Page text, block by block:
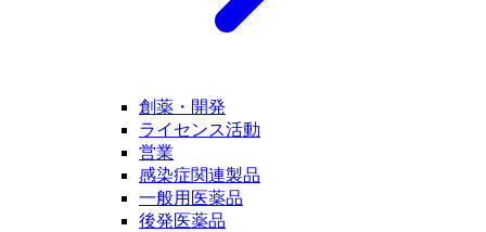
創薬・開発
ライセンス活動
営業
感染症関連製品
一般用医薬品
後発医薬品